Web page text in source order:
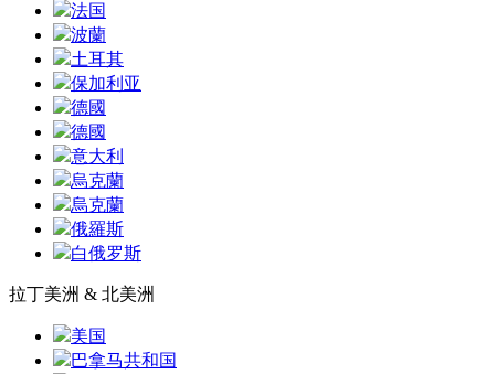
法国
波蘭
土耳其
保加利亚
德國
德國
意大利
烏克蘭
烏克蘭
俄羅斯
白俄罗斯
拉丁美洲 & 北美洲
美国
巴拿马共和国